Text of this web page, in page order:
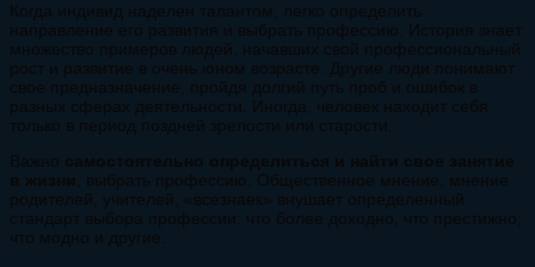
Когда индивид наделен талантом, легко определить
направление его развития и выбрать профессию. История знает
множество примеров людей, начавших свой профессиональный
рост и развитие в очень юном возрасте. Другие люди понимают
свое предназначение, пройдя долгий путь проб и ошибок в
разных сферах деятельности. Иногда, человек находит себя
только в период поздней зрелости или старости.
Важно
самостоятельно определиться и найти свое занятие
в жизни
, выбрать профессию. Общественное мнение, мнение
родителей, учителей, «всезнаек» внушает определенный
стандарт выбора профессии: что более доходно, что престижно,
что модно и другие.